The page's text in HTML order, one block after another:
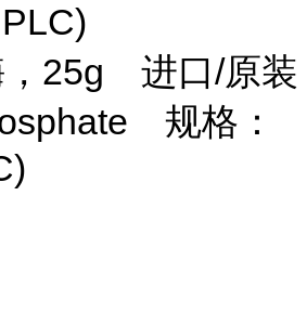
25g 进口/原装
规格：